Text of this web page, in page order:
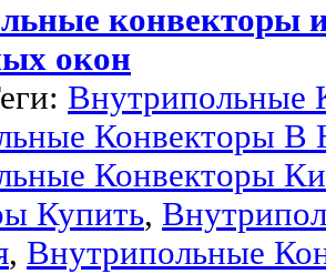
конвекторы
окон
Внутрипольные
Конвекторы В
Конвекторы
Купить,
, Внутрипольные